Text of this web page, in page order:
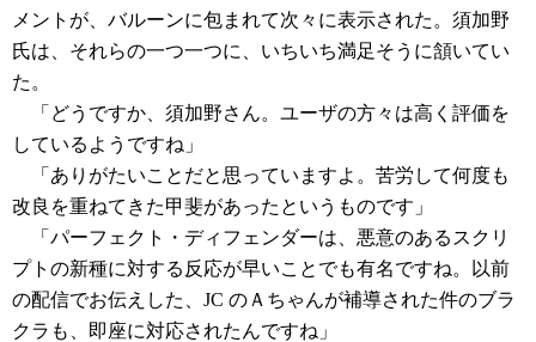
メントが、バルーンに包まれて次々に表示された。須加野
氏は、それらの一つ一つに、いちいち満足そうに頷いてい
た。
「どうですか、須加野さん。ユーザの方々は高く評価を
しているようですね」
「ありがたいことだと思っていますよ。苦労して何度も
改良を重ねてきた甲斐があったというものです」
「パーフェクト・ディフェンダーは、悪意のあるスクリ
プトの新種に対する反応が早いことでも有名ですね。以前
の配信でお伝えした、JC のＡちゃんが補導された件のブラ
クラも、即座に対応されたんですね」